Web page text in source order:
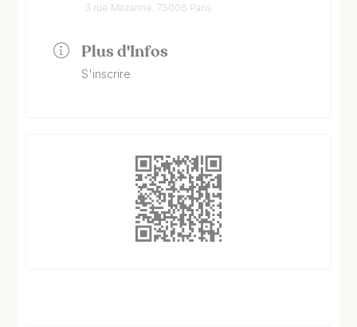
3 rue Mazarine, 75006 Paris
Plus d'Infos
S'inscrire